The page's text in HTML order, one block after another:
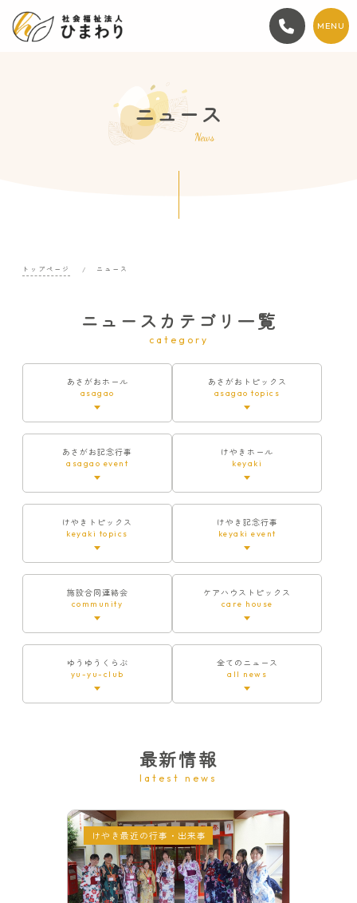
MENU
ニュース
News
トップページ ニュース
ニュースカテゴリ一覧
category
あさがおホール
asagao
あさがおトピックス
asagao topics
あさがお記念行事
asagao event
けやきホール
keyaki
けやきトピックス
keyaki topics
けやき記念行事
keyaki event
施設合同連絡会
community
ケアハウストピックス
care house
ゆうゆうくらぶ
yu-yu-club
全てのニュース
all news
最新情報
latest news
けやき最近の行事・出来事